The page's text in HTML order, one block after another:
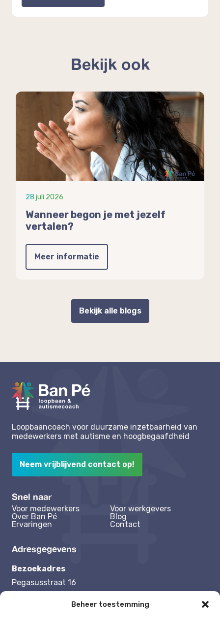
Beheer toestemming
Bekijk ook
Bekijk alle blogs
28 juli 2026
Wanneer begon je met jezelf
vertalen?
Meer informatie
Loopbaancoach voor duurzame inzetbaarheid van
medewerkers met autisme en hoogbegaafdheid
Neem vrijblijvend contact op!
Snel naar
Voor medewerkers
Voor werkgevers
Over Ban Pé
Blog
Ervaringen
Contact
Adresgegevens
Bezoekadres
Pegasusstraat 16